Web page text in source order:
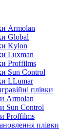
Armolan
Global
Kylon
Luxman
Proffilms
Sun Control
LLumar
плівки
Armolan
Sun Control
Proffilms
плівки